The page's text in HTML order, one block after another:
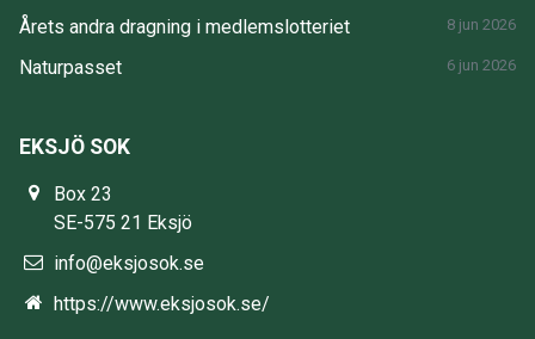
Årets andra dragning i medlemslotteriet 8 jun 2026
Naturpasset 6 jun 2026
EKSJÖ SOK
Box 23
SE-575 21 Eksjö
info@eksjosok.se
https://www.eksjosok.se/